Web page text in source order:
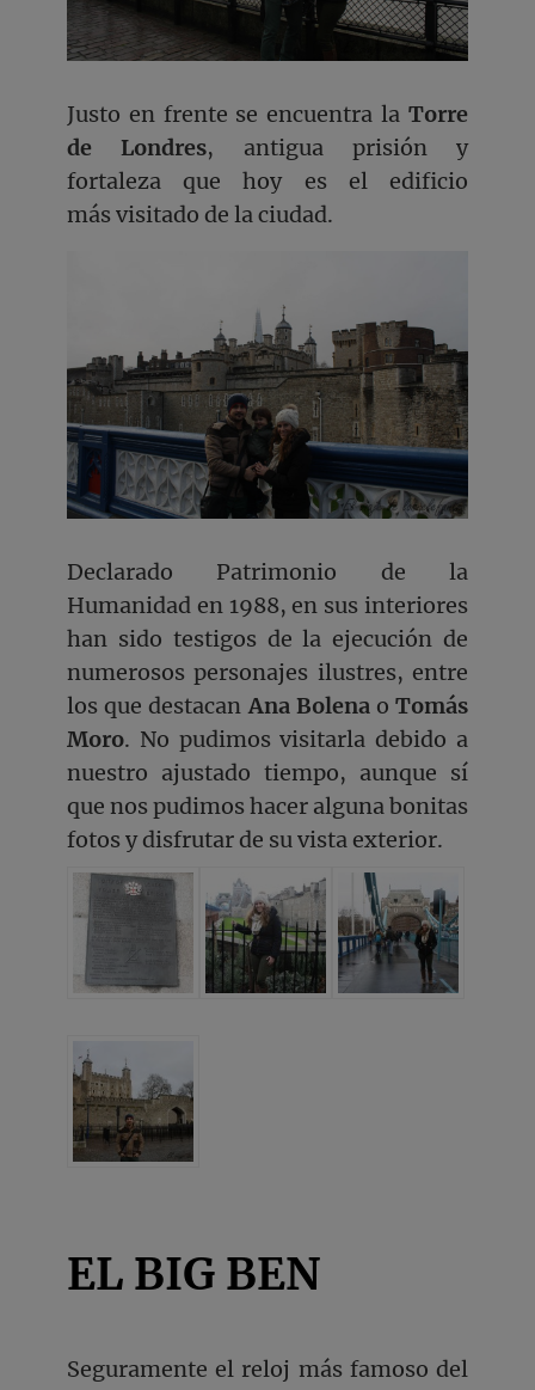
Justo en frente se encuentra la Torre
de Londres, antigua prisión y
fortaleza que hoy es el edificio
más visitado de la ciudad.
Declarado Patrimonio de la
Humanidad en 1988, en sus interiores
han sido testigos de la ejecución de
numerosos personajes ilustres, entre
los que destacanAna BolenaoTomás
Moro. No pudimos visitarla debido a
nuestro ajustado tiempo, aunque sí
que nos pudimos hacer alguna bonitas
fotos y disfrutar de su vista exterior.
EL BIG BEN
Seguramente el reloj más famoso del